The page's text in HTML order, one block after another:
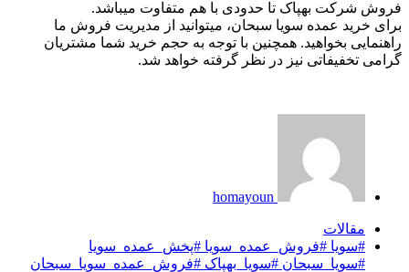
فروش شرکت بهپاک تا حدودی با هم متفاوت میباشد.
برای خرید عمده سویا سبحان، میتوانید از مدیریت فروش ما
راهنمایی بخواهید. همچنین با توجه به حجم خرید شما مشتریان
گرامی تخفیفاتی نیز در نظر گرفته خواهد شد.
homayoun
مقالات
#سویا #فروش_عمده_سویا #پخش_عمده_سویا
#سویا_سبحان #سویا_بهپاک #فروش_عمده_سویا_سبحان